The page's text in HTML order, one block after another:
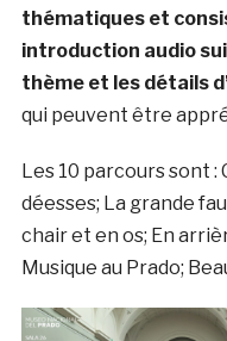
thématiques et
introduction audio
thème et les détails
qui peuvent être
Les 10 parcours sont :
déesses; La grande
chair et en os; En
Musique au Prado;